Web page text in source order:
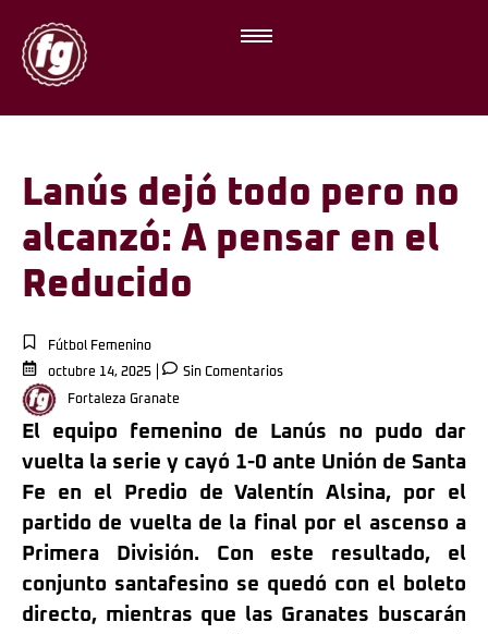
Lanús dejó todo pero no
alcanzó: A pensar en el
Reducido
Fútbol Femenino
octubre 14, 2025
Sin Comentarios
Fortaleza Granate
El equipo femenino de Lanús no pudo dar
vuelta la serie y cayó 1-0 ante Unión de Santa
Fe en el Predio de Valentín Alsina, por el
partido de vuelta de la final por el ascenso a
Primera División. Con este resultado, el
conjunto santafesino se quedó con el boleto
directo, mientras que las Granates buscarán